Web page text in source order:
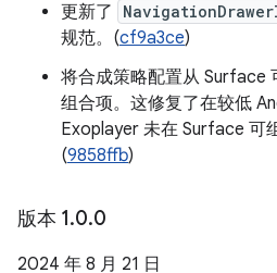
更新了
规范。(cf9a3ce)
将合成策略配置从 Surface
组合项。这修复了在较低
Exoplayer 未在 Surface 可
(9858ffb)
版本 1.0.0
2024 年 8 月 21 日